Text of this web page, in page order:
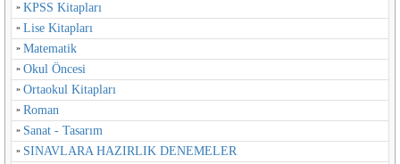
Cihan Yayınları
Çilek Kitaplar
Cumhuriyet Kitapları
Dedalus
Demavend
KPSS Kitapları
Lise Kitapları
Matematik
Okul Öncesi
Ortaokul Kitapları
Roman
Sanat - Tasarım
SINAVLARA HAZIRLIK DENEMELER